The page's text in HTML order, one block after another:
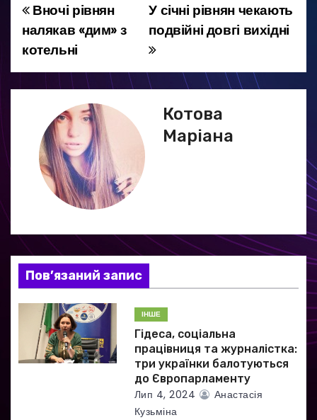
Н
а
в
я
з
У січні рівнян чекають
подвійні довгі вихідні
Вночі рівнян
налякав «дим» з
котельні
Котова
Маріана
Пов’язаний запис
ІНШЕ
Гідеса, соціальна
працівниця та журналістка:
три українки балотуються
до Європарламенту
Лип 4, 2024
Анастасія
Кузьміна